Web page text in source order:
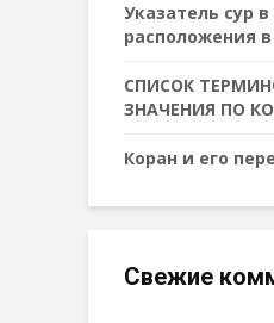
Указатель сур
расположения
СПИСОК
ЗНАЧЕНИЯ ПО
Коран и его
Свежие